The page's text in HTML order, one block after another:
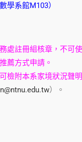
學系館M103）
處註冊組核章，不可
薦方式申請。
檢附本系家境狀況聲明
）。